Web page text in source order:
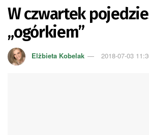
W czwartek
„ogórkiem”
Elżbieta Kobelak 2018-07-03